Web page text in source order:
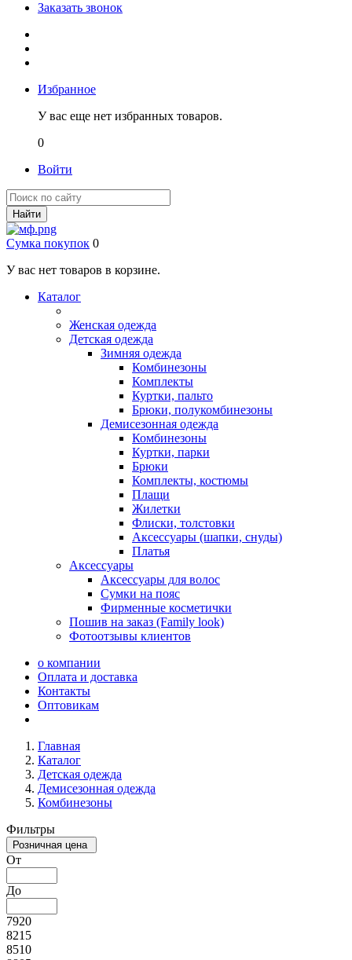
Заказать звонок
Избранное
У вас еще нет избранных товаров.
0
Войти
Найти
Сумка покупок 0
У вас нет товаров в корзине.
Каталог
Женская одежда
Детская одежда
Зимняя одежда
Комбинезоны
Комплекты
Куртки, пальто
Брюки, полукомбинезоны
Демисезонная одежда
Комбинезоны
Куртки, парки
Брюки
Комплекты, костюмы
Плащи
Жилетки
Флиски, толстовки
Аксессуары (шапки, снуды)
Платья
Аксессуары
Аксессуары для волос
Сумки на пояс
Фирменные косметички
Пошив на заказ (Family look)
Фотоотзывы клиентов
о компании
Оплата и доставка
Контакты
Оптовикам
Главная
Каталог
Детская одежда
Демисезонная одежда
Комбинезоны
Фильтры
Розничная цена
От
До
7920
8215
8510